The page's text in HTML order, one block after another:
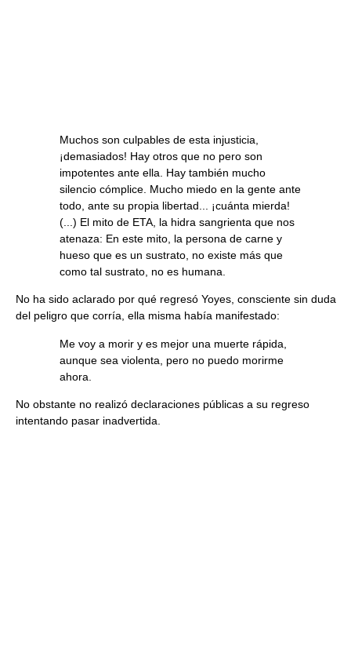
Muchos son culpables de esta injusticia,
¡demasiados! Hay otros que no pero son
impotentes ante ella. Hay también mucho
silencio cómplice. Mucho miedo en la gente ante
todo, ante su propia libertad... ¡cuánta mierda!
(...) El mito de ETA, la hidra sangrienta que nos
atenaza: En este mito, la persona de carne y
hueso que es un sustrato, no existe más que
como tal sustrato, no es humana.
No ha sido aclarado por qué regresó Yoyes, consciente sin duda
del peligro que corría, ella misma había manifestado:
Me voy a morir y es mejor una muerte rápida,
aunque sea violenta, pero no puedo morirme
ahora.
No obstante no realizó declaraciones públicas a su regreso
intentando pasar inadvertida.